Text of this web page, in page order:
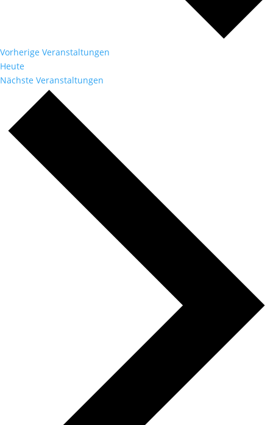
Vorherige Veranstaltungen
Heute
Nächste Veranstaltungen